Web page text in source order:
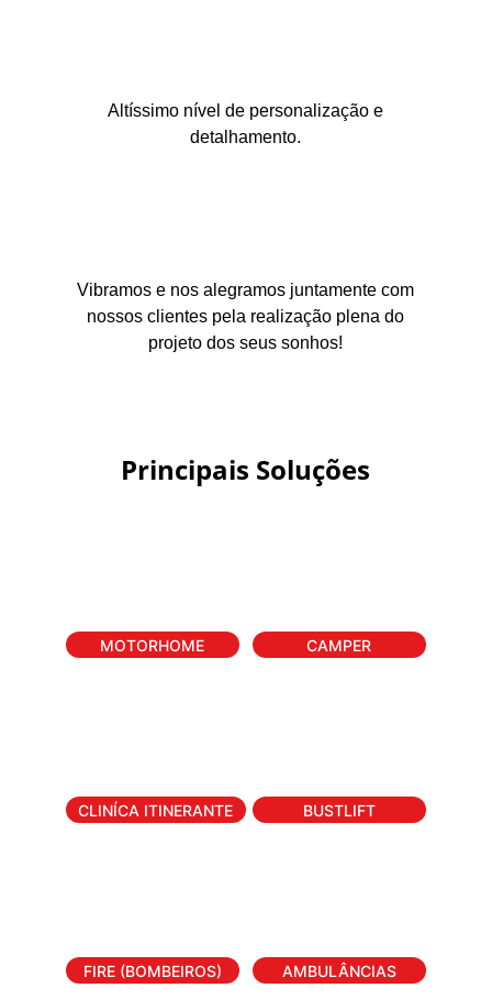
Altíssimo nível de personalização e
detalhamento.
Vibramos e nos alegramos juntamente com
nossos clientes pela realização plena do
projeto dos seus sonhos!
Principais Soluções
MOTORHOME CAMPER
CLINÍCA ITINERANTE
AMBULÂNCIAS
FIRE (BOMBEIROS)
BUSTLIFT